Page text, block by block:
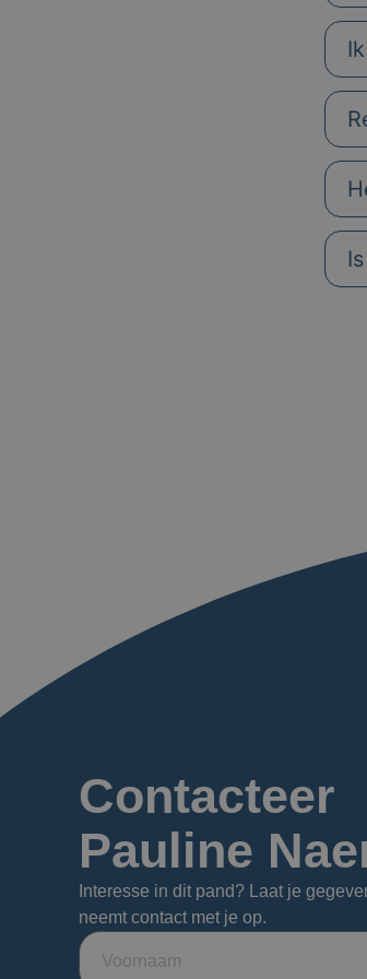
Contacteer
Pauline
Interesse in dit pand? Laat je
neemt contact met je op.